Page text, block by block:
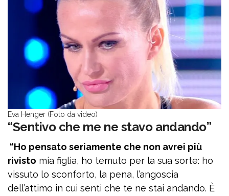
Eva Henger (Foto da video)
“Sentivo che me ne stavo andando”
“Ho pensato seriamente che non avrei più
rivisto mia figlia, ho temuto per la sua sorte: ho
vissuto lo sconforto, la pena, l’angoscia
dell’attimo in cui senti che te ne stai andando. È